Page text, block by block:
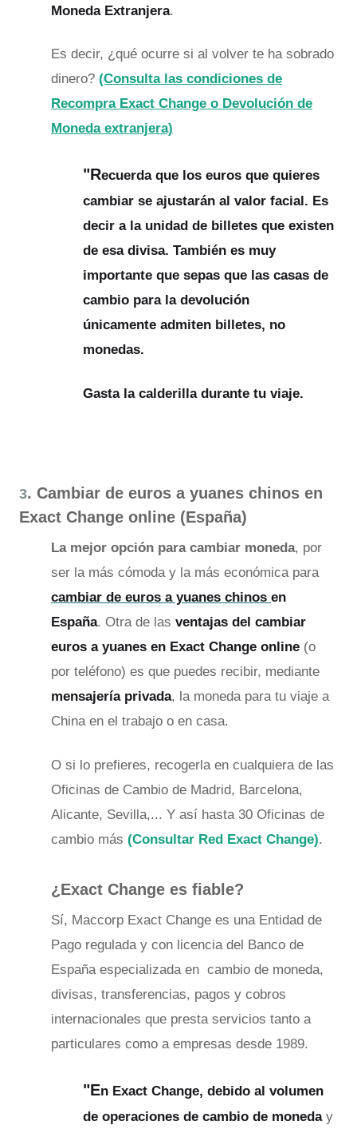
Moneda Extranjera.
Es decir, ¿qué ocurre si al volver te ha sobrado
dinero? (Consulta las condiciones de
Recompra Exact Change o Devolución de
Moneda extranjera)
"Recuerda que los euros que quieres
cambiar se ajustarán al valor facial. Es
decir a la unidad de billetes que existen
de esa divisa. También es muy
importante que sepas que las casas de
cambio para la devolución
únicamente admiten billetes, no
monedas.
Gasta la calderilla durante tu viaje.
3. Cambiar de euros a yuanes chinos en
Exact Change online (España)
La mejor opción para cambiar moneda, por
ser la más cómoda y la más económica para
cambiar de euros a yuanes chinos en
España. Otra de las ventajas del cambiar
euros a yuanes en Exact Change online (o
por teléfono) es que puedes recibir, mediante
mensajería privada, la moneda para tu viaje a
China en el trabajo o en casa.
O si lo prefieres, recogerla en cualquiera de las
Oficinas de Cambio de Madrid, Barcelona,
Alicante, Sevilla,... Y así hasta 30 Oficinas de
cambio más (Consultar Red Exact Change).
¿Exact Change es fiable?
Sí, Maccorp Exact Change es una Entidad de
Pago regulada y con licencia del Banco de
España especializada en cambio de moneda,
divisas, transferencias, pagos y cobros
internacionales que presta servicios tanto a
particulares como a empresas desde 1989.
"En Exact Change, debido al volumen
de operaciones de cambio de moneday